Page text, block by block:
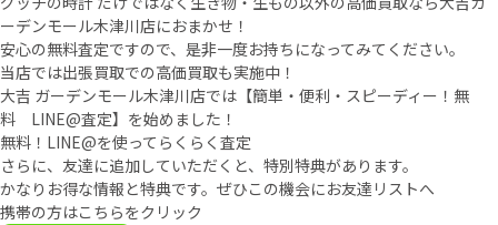
ーデンモール木津川店におまかせ！
安心の無料査定ですので、是非一度お持ちになってみてください。
当店では出張買取での高価買取も実施中！
大吉 ガーデンモール木津川店では【簡単・便利・スピーディー！無
料 LINE@査定】を始めました！
無料！LINE@を使ってらくらく査定
さらに、友達に追加していただくと、特別特典があります。
かなりお得な情報と特典です。ぜひこの機会にお友達リストへ
携帯の方はこちらをクリック